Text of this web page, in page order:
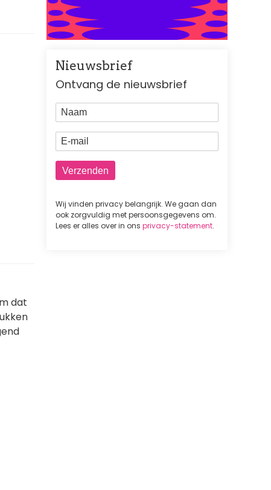
dat
Nieuwsbrief
Ontvang de nieuwsbrief
Naam
E-mail
Wij vinden privacy belangrijk. We gaan dan
ook zorgvuldig met persoonsgegevens om.
Lees er alles over in ons privacy-statement.